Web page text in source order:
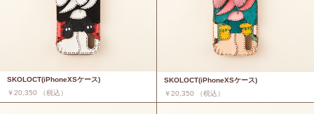
SKOLOCT(iPhoneXSケース)
￥20,350 （税込）
SKOLOCT(iPhoneXSケース)
￥20,350 （税込）